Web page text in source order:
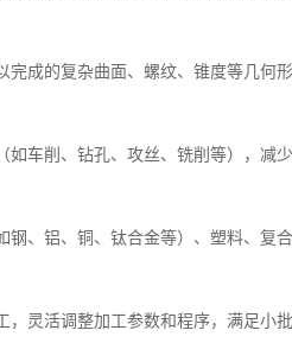
成的复杂曲面、螺纹、锥度等几何
车削、钻孔、攻丝、铣削等），减
、铝、铜、钛合金等）、塑料、复
灵活调整加工参数和程序，满足小